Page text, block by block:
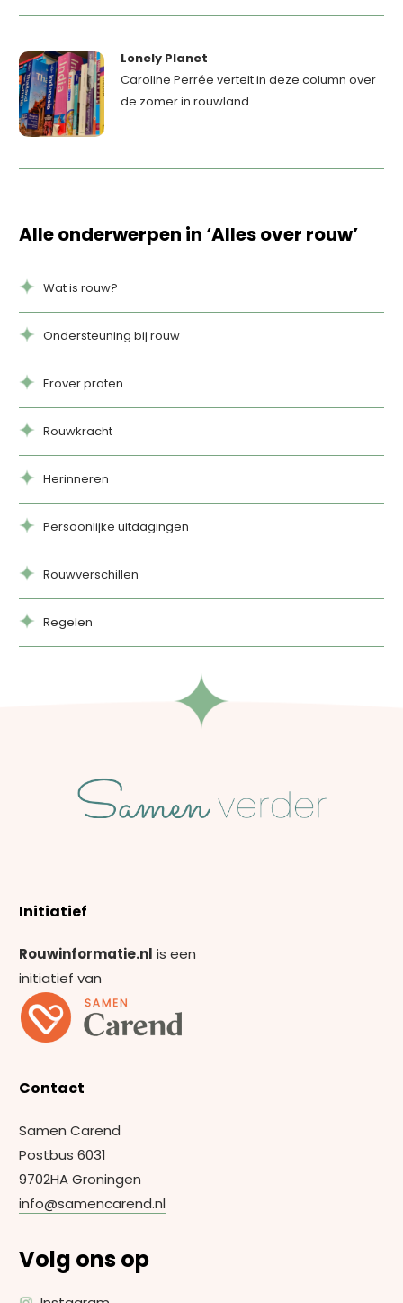
Lonely Planet
Caroline Perrée vertelt in deze column over
de zomer in rouwland
Alle onderwerpen in ‘Alles over rouw’
Wat is rouw?
Ondersteuning bij rouw
Erover praten
Rouwkracht
Herinneren
Persoonlijke uitdagingen
Rouwverschillen
Regelen
Initiatief
Rouwinformatie.nl is een
initiatief van
Contact
Samen Carend
Postbus 6031
9702HA Groningen
info@samencarend.nl
Volg ons op